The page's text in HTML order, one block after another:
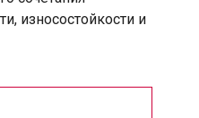
износостойкости и